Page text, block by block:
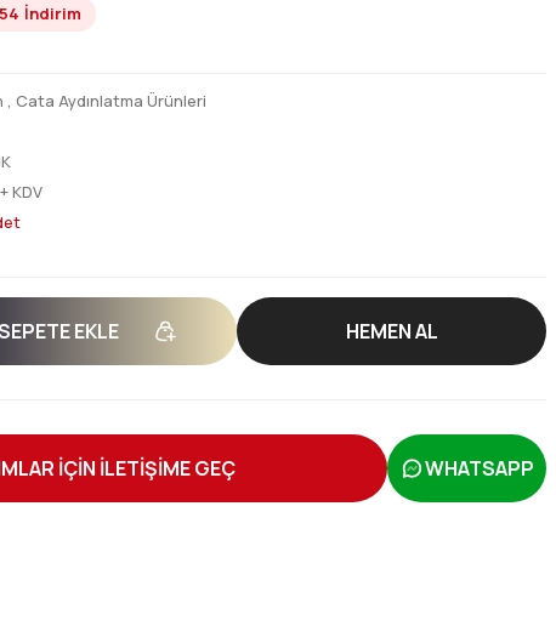
İndirim
,Cata Aydınlatma Ürünleri
KDV
EKLE HEMEN AL
İÇİN İLETİŞİME GEÇ WHATSAPP